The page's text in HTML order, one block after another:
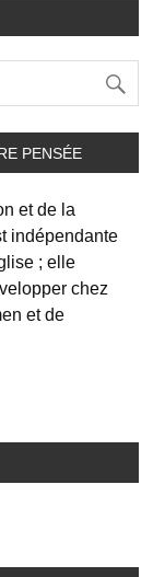
PENSÉE
et de la
indépendante
; elle
chez
et de